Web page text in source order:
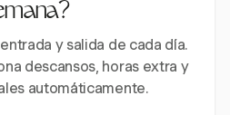
y salida de cada día.
descansos, horas extra y
automáticamente.